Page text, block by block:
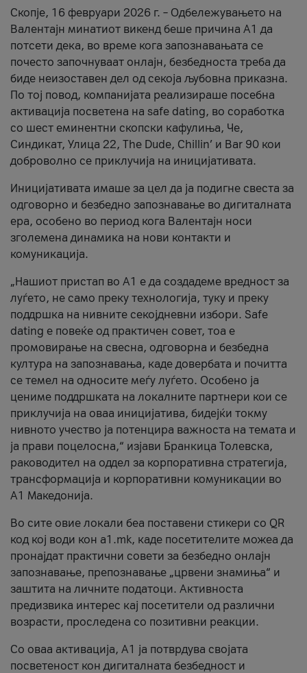
Скопје, 16 февруари 2026 г. – Одбележувањето на
Валентајн минатиот викенд беше причина А1 да
потсети дека, во време кога запознавањата се
почесто започнуваат онлајн, безбедноста треба да
биде неизоставен дел од секоја љубовна приказна.
По тој повод, компанијата реализираше посебна
активација посветена на safe dating, во соработка
со шест еминентни скопски кафулиња, Че,
Синдикат, Улица 22, The Dude, Chillin’ и Bar 90 кои
доброволно се приклучија на иницијативата.
Иницијативата имаше за цел да ја подигне свеста за
одговорно и безбедно запознавање во дигиталната
ера, особено во период кога Валентајн носи
зголемена динамика на нови контакти и
комуникација.
„Нашиот пристап во А1 е да создадеме вредност за
луѓето, не само преку технологија, туку и преку
поддршка на нивните секојдневни избори. Safe
dating е повеќе од практичен совет, тоа е
промовирање на свесна, одговорна и безбедна
култура на запознавања, каде довербата и почитта
се темел на односите меѓу луѓето. Особено ја
цениме поддршката на локалните партнери кои се
приклучија на оваа иницијатива, бидејќи токму
нивното учество ја потенцира важноста на темата и
ја прави поцелосна,“ изјави Бранкица Толевска,
раководител на оддел за корпоративна стратегија,
трансформација и корпоративни комуникации во
А1 Македонија.
Во сите овие локали беа поставени стикери со QR
код кој води кон a1.mk, каде посетителите можеа да
пронајдат практични совети за безбедно онлајн
запознавање, препознавање „црвени знамиња“ и
заштита на личните податоци. Активноста
предизвика интерес кај посетители од различни
возрасти, проследена со позитивни реакции.
Со оваа активација, А1 ја потврдува својата
посветеност кон дигиталната безбедност и